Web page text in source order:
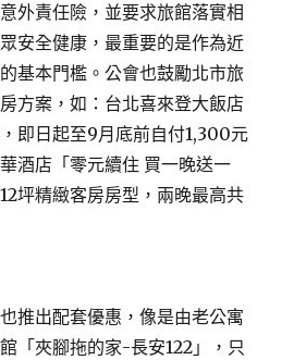
外責任險，並要求旅館落實相
安全健康，最重要的是作為近
基本門檻。公會也鼓勵北市旅
方案，如：台北喜來登大飯店
，即日起至9月底前自付1,300元
酒店「零元續住 買一晚送一
坪精緻客房房型，兩晚最高共
推出配套優惠，像是由老公寓
「夾腳拖的家-長安122」，只